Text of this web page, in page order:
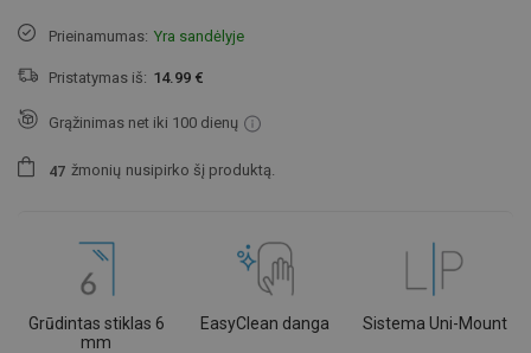
Prieinamumas: Yra sandėlyje
Pristatymas iš: 14.99 €
Grąžinimas net iki 100 dienų
47 žmonių nusipirko šį produktą.
Grūdintas stiklas 6
mm
EasyClean danga Sistema Uni-Mount